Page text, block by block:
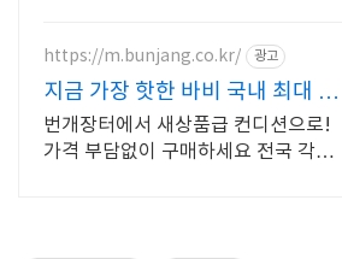
https://m.bunjang.co.kr/ 광고
지금 가장 핫한 바비 국내 최대 브
랜드 중고거래
번개장터에서 새상품급 컨디션으로!
가격 부담없이 구매하세요 전국 각지에